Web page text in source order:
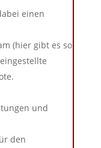
einen
(hier gibt es so
und
den